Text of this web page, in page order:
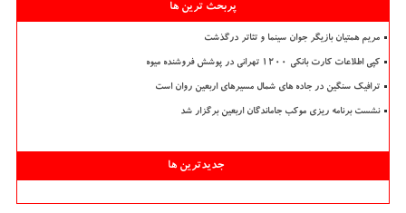
پربحث ترین ها
مریم همتیان بازیگر جوان سینما و تئاتر درگذشت
کپی اطلاعات کارت بانکی ۱۲۰۰ تهرانی در پوشش فروشنده میوه
ترافیک سنگین در جاده های شمال مسیرهای اربعین روان است
نشست برنامه ریزی موکب جاماندگان اربعین برگزار شد
جدیدترین ها